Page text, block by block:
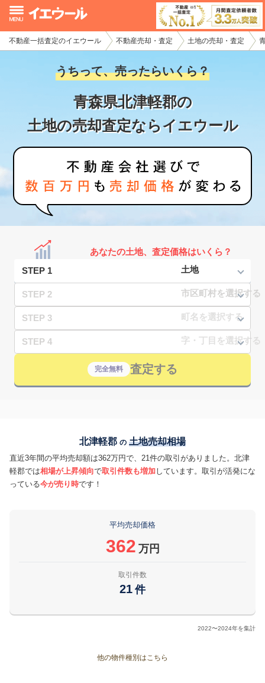
不動産一括査定のイエウール 不動産売却・査定 土地の売却・査定
うちって、売ったらいくら？
青森県北津軽郡の
土地の売却査定ならイエウール
あなたの土地、査定価格はいくら？
STEP 1
STEP 2
STEP 3
STEP 4
完全無料 査定する
北津軽郡 の 土地売却相場
直近3年間の平均売却額は362万円で、21件の取引がありました。北津
軽郡では相場が上昇傾向で取引件数も増加しています。取引が活発にな
っている今が売り時です！
平均売却価格
362 万円
取引件数
21 件
2022〜2024年を集計
他の物件種別はこちら
イエウール加盟希望の不動産会社様
初めての方へ
不動産売却の流れ
不動産の売却・一括査定
家査定シミュレーター
お問い合わせ